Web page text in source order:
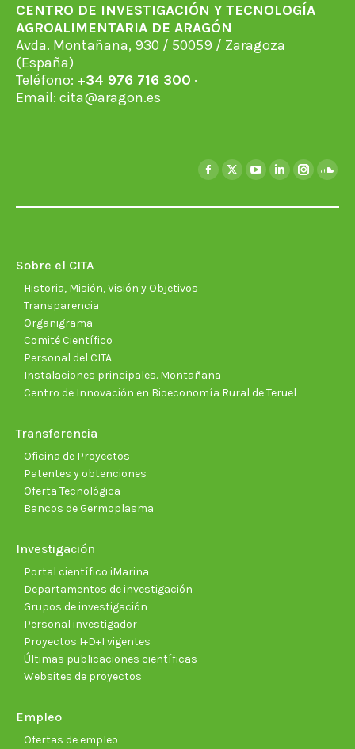
CENTRO DE INVESTIGACIÓN Y TECNOLOGÍA
AGROALIMENTARIA DE ARAGÓN
Avda. Montañana, 930 / 50059 / Zaragoza
(España)
Teléfono: +34 976 716 300 ·
Email: cita@aragon.es
Facebook
X
YouTubeLinkedin
Sobre el CITA
Historia, Misión, Visión y Objetivos
Transparencia
Organigrama
Comité Científico
Personal del CITA
Instalaciones principales. Montañana
Centro de Innovación en Bioeconomía Rural de Teruel
Transferencia
Oficina de Proyectos
Patentes y obtenciones
Oferta Tecnológica
Bancos de Germoplasma
Investigación
Portal científico iMarina
Departamentos de investigación
Grupos de investigación
Personal investigador
Proyectos I+D+I vigentes
Últimas publicaciones científicas
Websites de proyectos
Empleo
Ofertas de empleo